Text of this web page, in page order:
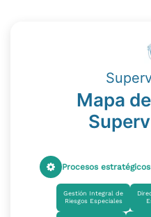
Mapa
Procesos estratégicos
Gestión Integral de
Riesgos Especiales